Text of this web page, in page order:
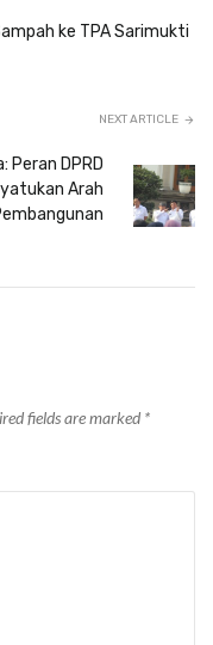
ke TPA Sarimukti
NEXT ARTICLE
Peran DPRD
Arah
fields are marked *